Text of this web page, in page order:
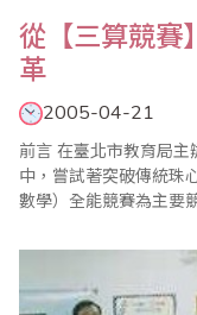
從【三算競賽
革
2005-04-21
前言 在臺北市教育局主辦，「臺北市市長杯學生三算全能競賽」
中，嘗試著突破傳統珠
數學）全能競賽為主要
我們要如何因應？要如
算競賽對個人在教學方
待能以拋磚引玉的方式